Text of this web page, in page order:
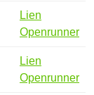
Lien
Openrunner
Lien
Openrunner